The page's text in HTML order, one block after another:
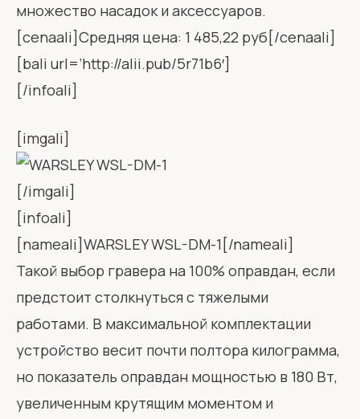
множество насадок и аксессуаров.
[cenaali]Средняя цена: 1 485,22 руб[/cenaali]
[bali url=’http://alii.pub/5r71b6′]
[/infoali]
[imgali]
[/imgali]
[infoali]
[nameali]WARSLEY WSL-DM-1[/nameali]
Такой выбор гравера на 100% оправдан, если
предстоит столкнуться с тяжелыми
работами. В максимальной комплектации
устройство весит почти полтора килограмма,
но показатель оправдан мощностью в 180 Вт,
увеличенным крутящим моментом и